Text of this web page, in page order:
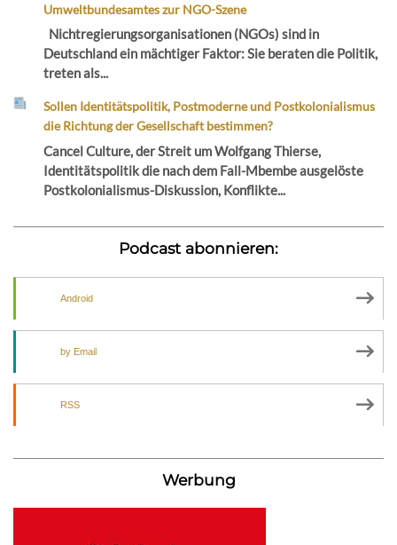
Umweltbundesamtes zur NGO-Szene
Nichtregierungsorganisationen (NGOs) sind in
Deutschland ein mächtiger Faktor: Sie beraten die Politik,
treten als...
Sollen Identitätspolitik, Postmoderne und Postkolonialismus
die Richtung der Gesellschaft bestimmen?
Cancel Culture, der Streit um Wolfgang Thierse,
Identitätspolitik die nach dem Fall-Mbembe ausgelöste
Postkolonialismus-Diskussion, Konflikte...
Podcast abonnieren:
Android
by Email
RSS
Werbung